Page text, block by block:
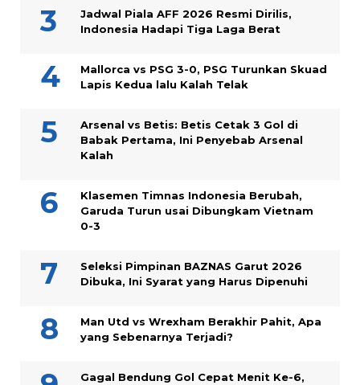
Jadwal Piala AFF 2026 Resmi Dirilis,
Indonesia Hadapi Tiga Laga Berat
Mallorca vs PSG 3-0, PSG Turunkan Skuad
Lapis Kedua lalu Kalah Telak
Arsenal vs Betis: Betis Cetak 3 Gol di
Babak Pertama, Ini Penyebab Arsenal
Kalah
Klasemen Timnas Indonesia Berubah,
Garuda Turun usai Dibungkam Vietnam
0-3
Seleksi Pimpinan BAZNAS Garut 2026
Dibuka, Ini Syarat yang Harus Dipenuhi
Man Utd vs Wrexham Berakhir Pahit, Apa
yang Sebenarnya Terjadi?
Gagal Bendung Gol Cepat Menit Ke-6,